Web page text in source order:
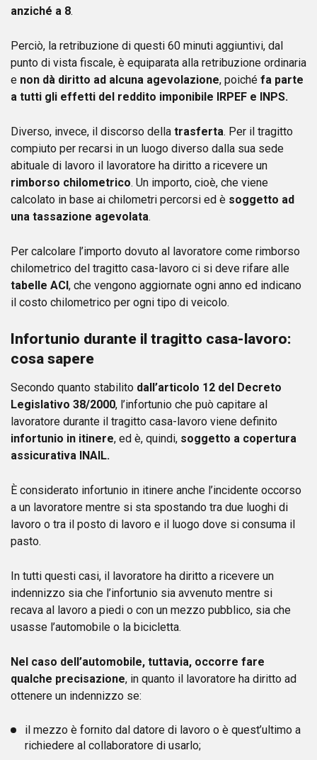
anziché a 8.
Perciò, la retribuzione di questi 60 minuti aggiuntivi, dal
punto di vista fiscale, è equiparata alla retribuzione ordinaria
e non dà diritto ad alcuna agevolazione, poiché fa parte
a tutti gli effetti del reddito imponibile IRPEF e INPS.
Diverso, invece, il discorso della trasferta. Per il tragitto
compiuto per recarsi in un luogo diverso dalla sua sede
abituale di lavoro il lavoratore ha diritto a ricevere un
rimborso chilometrico. Un importo, cioè, che viene
calcolato in base ai chilometri percorsi ed è soggetto ad
una tassazione agevolata.
Per calcolare l’importo dovuto al lavoratore come rimborso
chilometrico del tragitto casa-lavoro ci si deve rifare alle
tabelle ACI , che vengono aggiornate ogni anno ed indicano
il costo chilometrico per ogni tipo di veicolo.
Infortunio durante il tragitto casa-lavoro:
cosa sapere
Secondo quanto stabilito dall’articolo 12 del Decreto
Legislativo 38/2000, l’infortunio che può capitare al
lavoratore durante il tragitto casa-lavoro viene definito
infortunio in itinere, ed è, quindi, soggetto a copertura
assicurativa INAIL.
È considerato infortunio in itinere anche l’incidente occorso
a un lavoratore mentre si sta spostando tra due luoghi di
lavoro o tra il posto di lavoro e il luogo dove si consuma il
pasto.
In tutti questi casi, il lavoratore ha diritto a ricevere un
indennizzo sia che l’infortunio sia avvenuto mentre si
recava al lavoro a piedi o con un mezzo pubblico, sia che
usasse l’automobile o la bicicletta.
Nel caso dell’automobile, tuttavia, occorre fare
qualche precisazione, in quanto il lavoratore ha diritto ad
ottenere un indennizzo se:
il mezzo è fornito dal datore di lavoro o è quest’ultimo a
richiedere al collaboratore di usarlo;